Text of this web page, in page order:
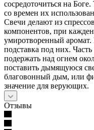
сосредоточиться на
со времен их
Свечи делают из
компонентов, при
умиротворенный аромат.
подставка под них.
подержать над огнем
поставить дымящуюся
благовонный дым, или
значение для верующих.
Отзывы